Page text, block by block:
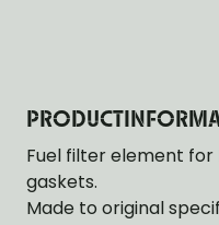
Fuel filter element for
gaskets.
Made to original